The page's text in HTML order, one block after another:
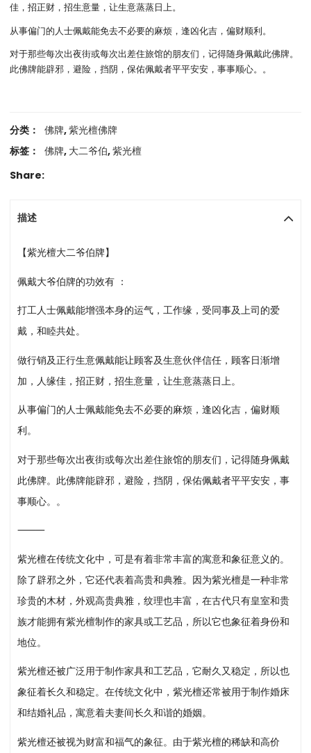
佳，招正财，招生意量，让生意蒸蒸日上。
从事偏门的人士佩戴能免去不必要的麻烦，逢凶化吉，偏财顺利。
对于那些每次出夜街或每次出差住旅馆的朋友们，记得随身佩戴此佛牌。
此佛牌能辟邪，避险，挡阴，保佑佩戴者平平安安，事事顺心。。
分类： 佛牌,紫光檀佛牌
标签：
佛牌, 大二爷伯,紫光檀
Share:
描述
【紫光檀大二爷伯牌】
佩戴大爷伯牌的功效有 ：
打工人士佩戴能增强本身的运气，工作缘，受同事及上司的爱
戴，和睦共处。
做行销及正行生意佩戴能让顾客及生意伙伴信任，顾客日渐增
加，人缘佳，招正财，招生意量，让生意蒸蒸日上。
从事偏门的人士佩戴能免去不必要的麻烦，逢凶化吉，偏财顺
利。
对于那些每次出夜街或每次出差住旅馆的朋友们，记得随身佩戴
此佛牌。此佛牌能辟邪，避险，挡阴，保佑佩戴者平平安安，事
事顺心。。
⸻
紫光檀在传统文化中，可是有着非常丰富的寓意和象征意义的。
除了辟邪之外，它还代表着高贵和典雅。因为紫光檀是一种非常
珍贵的木材，外观高贵典雅，纹理也丰富，在古代只有皇室和贵
族才能拥有紫光檀制作的家具或工艺品，所以它也象征着身份和
地位。
紫光檀还被广泛用于制作家具和工艺品，它耐久又稳定，所以也
象征着长久和稳定。在传统文化中，紫光檀还常被用于制作婚床
和结婚礼品，寓意着夫妻间长久和谐的婚姻。
紫光檀还被视为财富和福气的象征。由于紫光檀的稀缺和高价